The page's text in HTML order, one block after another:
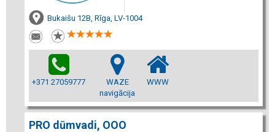
Bukaišu 12B, Rīga, LV-1004
+371 27059777
WAZE
navigācija
WWW
PRO dūmvadi, ООО